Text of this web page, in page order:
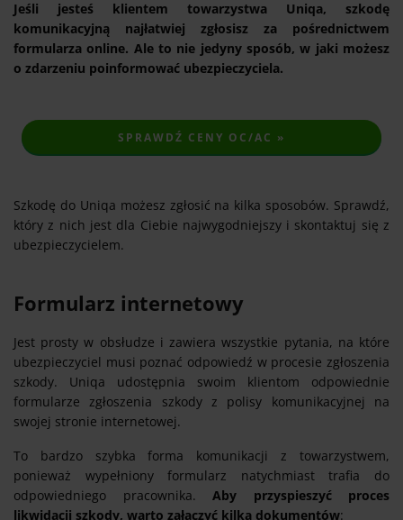
Jeśli jesteś klientem towarzystwa Uniqa, szkodę
komunikacyjną najłatwiej zgłosisz za pośrednictwem
formularza online. Ale to nie jedyny sposób, w jaki możesz
o zdarzeniu poinformować ubezpieczyciela.
SPRAWDŹ CENY OC/AC »
Szkodę do Uniqa możesz zgłosić na kilka sposobów. Sprawdź,
który z nich jest dla Ciebie najwygodniejszy i skontaktuj się z
ubezpieczycielem.
Formularz internetowy
Jest prosty w obsłudze i zawiera wszystkie pytania, na które
ubezpieczyciel musi poznać odpowiedź w procesie zgłoszenia
szkody. Uniqa udostępnia swoim klientom odpowiednie
formularze zgłoszenia szkody z polisy komunikacyjnej na
swojej stronie internetowej.
To bardzo szybka forma komunikacji z towarzystwem,
ponieważ wypełniony formularz natychmiast trafia do
odpowiedniego pracownika. Aby przyspieszyć proces
likwidacji szkody, warto załączyć kilka dokumentów: